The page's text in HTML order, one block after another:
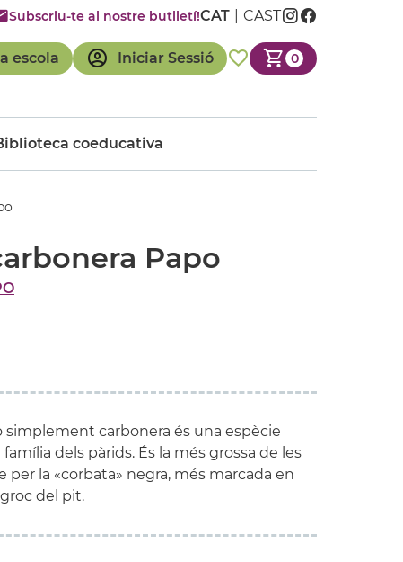
escola Iniciar Sessió 0
Subscriu-te al nostre butlletí!CAT CAST
coeducativa
Papo
simplement carbonera és una espècie
dels pàrids. És la més grossa de les
la «corbata» negra, més marcada en
del pit.